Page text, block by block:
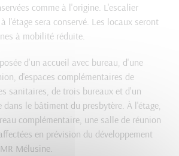
comme à l'origine. L'escalier
l'étage sera conservé. Les locaux seront
à mobilité réduite.
d'un accueil avec bureau, d'une
d'espaces complémentaires de
sanitaires, de trois bureaux et d'un
dans le bâtiment du presbytère. À l'étage,
complémentaire, une salle de réunion
en prévision du développement
Mélusine.